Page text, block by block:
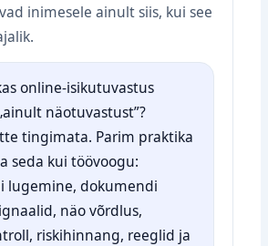
inimesele ainult siis, kui see
online‑isikutuvastus
näotuvastust”?
tingimata. Parim praktika
seda kui töövoogu:
lugemine, dokumendi
näo võrdlus,
riskihinnang, reeglid ja